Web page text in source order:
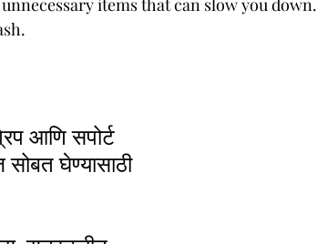
items that can slow you down.
आणि सपोर्ट
घेण्यासाठी